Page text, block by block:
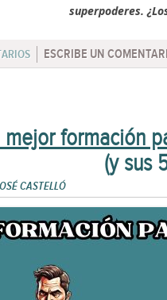
superpoderes.
ESCRIBE UN
mejor formación
(y sus
CASTELLÓ